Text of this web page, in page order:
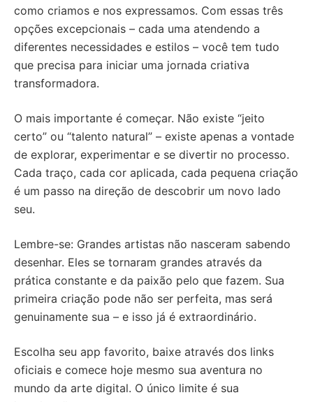
como criamos e nos expressamos. Com essas três
opções excepcionais – cada uma atendendo a
diferentes necessidades e estilos – você tem tudo
que precisa para iniciar uma jornada criativa
transformadora.
O mais importante é começar. Não existe “jeito
certo” ou “talento natural” – existe apenas a vontade
de explorar, experimentar e se divertir no processo.
Cada traço, cada cor aplicada, cada pequena criação
é um passo na direção de descobrir um novo lado
seu.
Lembre-se: Grandes artistas não nasceram sabendo
desenhar. Eles se tornaram grandes através da
prática constante e da paixão pelo que fazem. Sua
primeira criação pode não ser perfeita, mas será
genuinamente sua – e isso já é extraordinário.
Escolha seu app favorito, baixe através dos links
oficiais e comece hoje mesmo sua aventura no
mundo da arte digital. O único limite é sua